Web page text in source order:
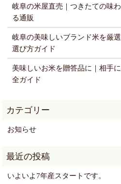
岐阜の米屋直売｜つきたての味
る通販
岐阜の美味しいブランド米を厳
選び方ガイド
美味しいお米を贈答品に｜相手
全ガイド
お知らせ
いよいよ7年産スタートです。